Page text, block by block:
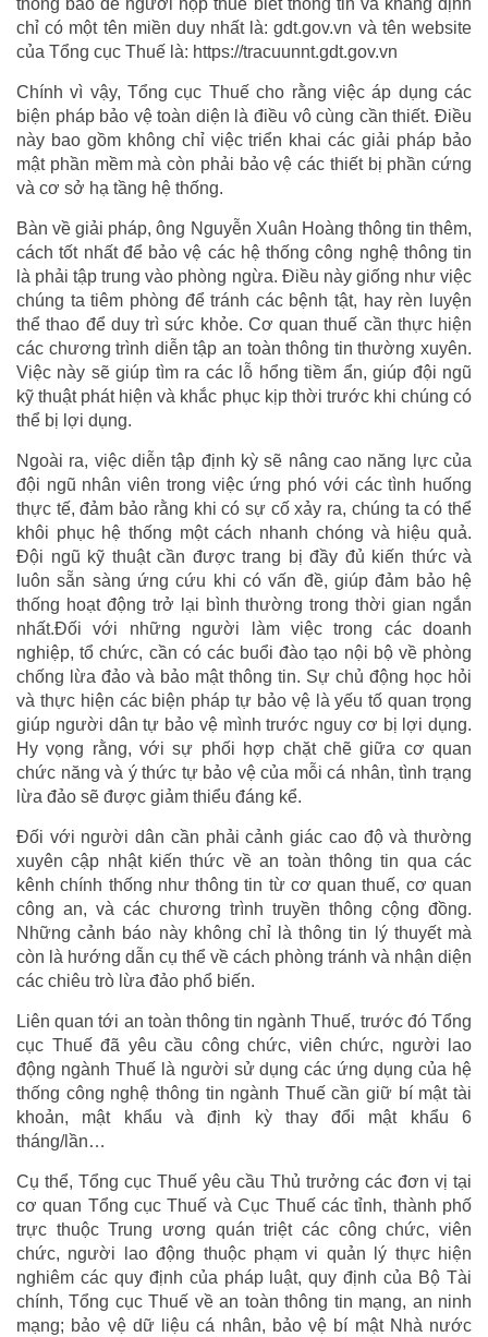
thông báo để người nộp thuế biết thông tin và khẳng định
chỉ có một tên miền duy nhất là: gdt.gov.vn và tên website
của Tổng cục Thuế là: https://tracuunnt.gdt.gov.vn
Chính vì vậy, Tổng cục Thuế cho rằng việc áp dụng các
biện pháp bảo vệ toàn diện là điều vô cùng cần thiết. Điều
này bao gồm không chỉ việc triển khai các giải pháp bảo
mật phần mềm mà còn phải bảo vệ các thiết bị phần cứng
và cơ sở hạ tầng hệ thống.
Bàn về giải pháp, ông Nguyễn Xuân Hoàng thông tin thêm,
cách tốt nhất để bảo vệ các hệ thống công nghệ thông tin
là phải tập trung vào phòng ngừa. Điều này giống như việc
chúng ta tiêm phòng để tránh các bệnh tật, hay rèn luyện
thể thao để duy trì sức khỏe. Cơ quan thuế cần thực hiện
các chương trình diễn tập an toàn thông tin thường xuyên.
Việc này sẽ giúp tìm ra các lỗ hổng tiềm ẩn, giúp đội ngũ
kỹ thuật phát hiện và khắc phục kịp thời trước khi chúng có
thể bị lợi dụng.
Ngoài ra, việc diễn tập định kỳ sẽ nâng cao năng lực của
đội ngũ nhân viên trong việc ứng phó với các tình huống
thực tế, đảm bảo rằng khi có sự cố xảy ra, chúng ta có thể
khôi phục hệ thống một cách nhanh chóng và hiệu quả.
Đội ngũ kỹ thuật cần được trang bị đầy đủ kiến thức và
luôn sẵn sàng ứng cứu khi có vấn đề, giúp đảm bảo hệ
thống hoạt động trở lại bình thường trong thời gian ngắn
nhất.Đối với những người làm việc trong các doanh
nghiệp, tổ chức, cần có các buổi đào tạo nội bộ về phòng
chống lừa đảo và bảo mật thông tin. Sự chủ động học hỏi
và thực hiện các biện pháp tự bảo vệ là yếu tố quan trọng
giúp người dân tự bảo vệ mình trước nguy cơ bị lợi dụng.
Hy vọng rằng, với sự phối hợp chặt chẽ giữa cơ quan
chức năng và ý thức tự bảo vệ của mỗi cá nhân, tình trạng
lừa đảo sẽ được giảm thiểu đáng kể.
Đối với người dân cần phải cảnh giác cao độ và thường
xuyên cập nhật kiến thức về an toàn thông tin qua các
kênh chính thống như thông tin từ cơ quan thuế, cơ quan
công an, và các chương trình truyền thông cộng đồng.
Những cảnh báo này không chỉ là thông tin lý thuyết mà
còn là hướng dẫn cụ thể về cách phòng tránh và nhận diện
các chiêu trò lừa đảo phổ biến.
Liên quan tới an toàn thông tin ngành Thuế, trước đó Tổng
cục Thuế đã yêu cầu công chức, viên chức, người lao
động ngành Thuế là người sử dụng các ứng dụng của hệ
thống công nghệ thông tin ngành Thuế cần giữ bí mật tài
khoản, mật khẩu và định kỳ thay đổi mật khẩu 6
tháng/lần…
Cụ thể, Tổng cục Thuế yêu cầu Thủ trưởng các đơn vị tại
cơ quan Tổng cục Thuế và Cục Thuế các tỉnh, thành phố
trực thuộc Trung ương quán triệt các công chức, viên
chức, người lao động thuộc phạm vi quản lý thực hiện
nghiêm các quy định của pháp luật, quy định của Bộ Tài
chính, Tổng cục Thuế về an toàn thông tin mạng, an ninh
mạng; bảo vệ dữ liệu cá nhân, bảo vệ bí mật Nhà nước